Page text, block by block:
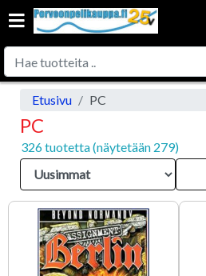
Etusivu PC
PC
326 tuotetta (näytetään 279)